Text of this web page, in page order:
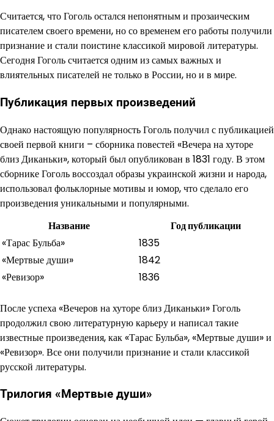
Считается, что Гоголь остался непонятным и прозаическим
писателем своего времени, но со временем его работы получили
признание и стали поистине классикой мировой литературы.
Сегодня Гоголь считается одним из самых важных и
влиятельных писателей не только в России, но и в мире.
Публикация первых произведений
Однако настоящую популярность Гоголь получил с публикацией
своей первой книги – сборника повестей «Вечера на хуторе
близ Диканьки», который был опубликован в 1831 году. В этом
сборнике Гоголь воссоздал образы украинской жизни и народа,
использовал фольклорные мотивы и юмор, что сделало его
произведения уникальными и популярными.
Название
Год публикации
«Тарас Бульба»
1835
«Мертвые души»
1842
«Ревизор»
1836
После успеха «Вечеров на хуторе близ Диканьки» Гоголь
продолжил свою литературную карьеру и написал такие
известные произведения, как «Тарас Бульба», «Мертвые души» и
«Ревизор». Все они получили признание и стали классикой
русской литературы.
Трилогия «Мертвые души»